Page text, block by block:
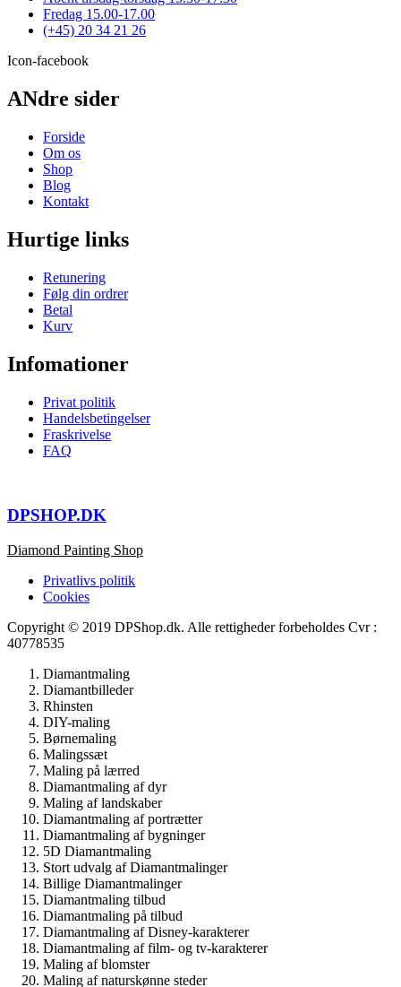
varesiden
Fredag 15.00-17.00
(+45) 20 34 21 26
Icon-facebook
ANdre sider
Forside
Om os
Shop
Blog
Kontakt
Hurtige links
Retunering
Følg din ordrer
Betal
Kurv
Infomationer
Privat politik
Handelsbetingelser
Fraskrivelse
FAQ
DPSHOP.DK
Diamond Painting Shop
Privatlivs politik
Cookies
Copyright © 2019 DPShop.dk. Alle rettigheder forbeholdes Cvr :
40778535
Diamantmaling
Diamantbilleder
Rhinsten
DIY-maling
Børnemaling
Malingssæt
Maling på lærred
Diamantmaling af dyr
Maling af landskaber
Diamantmaling af portrætter
Diamantmaling af bygninger
5D Diamantmaling
Stort udvalg af Diamantmalinger
Billige Diamantmalinger
Diamantmaling tilbud
Diamantmaling på tilbud
Diamantmaling af Disney-karakterer
Diamantmaling af film- og tv-karakterer
Maling af blomster
Maling af naturskønne steder